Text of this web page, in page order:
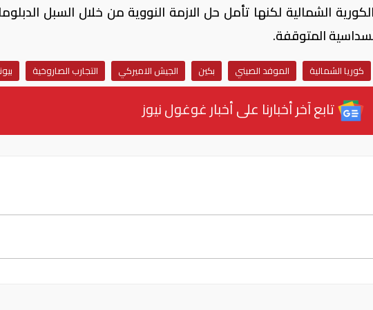
الشمالية لكنها تأمل حل الازمة النووية من خلال السبل
المتوقفة.
كوريا الشمالية الموفد الصيني بكين الجيش الاميركي التجارب الصاروخية
تابع آخر أخبارنا على أخبار غوغول نيوز